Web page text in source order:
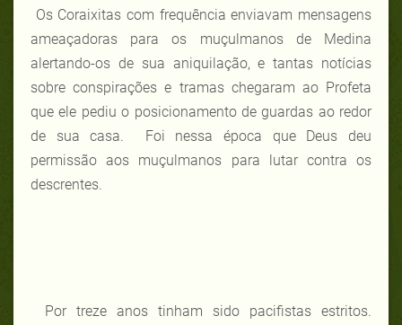
Os Coraixitas com frequência enviavam mensagens
ameaçadoras para os muçulmanos de Medina
alertando-os de sua aniquilação, e tantas notícias
sobre conspirações e tramas chegaram ao Profeta
que ele pediu o posicionamento de guardas ao redor
de sua casa. Foi nessa época que Deus deu
permissão aos muçulmanos para lutar contra os
descrentes.
Por treze anos tinham sido pacifistas estritos.